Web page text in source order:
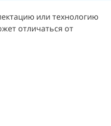
или технологию
отличаться от